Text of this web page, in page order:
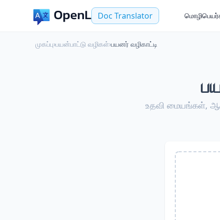
Doc Translator
முகப்பு›பயன்பாட்டு வழிகள்›பயனர் வழிகாட்டி
உதவி மையங்கள்,